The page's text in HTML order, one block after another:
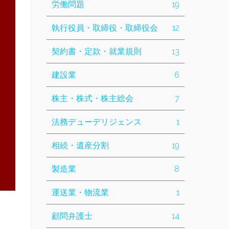
労働問題 19
執行役員・取締役・取締役会 12
契約書・定款・就業規則 13
建設業 6
株主・株式・株主総会 7
法務デューデリジェンス 1
相続・遺産分割 19
製造業 8
運送業・物流業 1
顧問弁護士 14